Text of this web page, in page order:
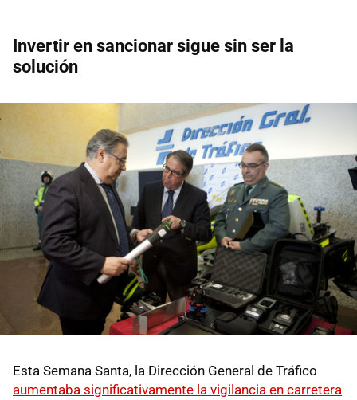
Invertir en sancionar sigue sin ser la
solución
Esta Semana Santa, la Dirección General de Tráfico
aumentaba significativamente la vigilancia en carretera